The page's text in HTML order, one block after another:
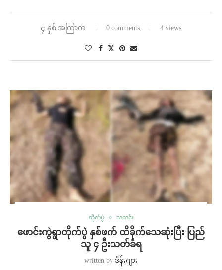
၄ နှစ် အကြာက 0 comments 4 views
တိုက်ပွဲ သတင်း
ဖောင်းကွဲရွာတိုက်ပွဲ နှစ်ဖက် ထိခိုက်သေဆုံးပြီး ပြည်
သူ ၄ ဦးသတ်ခံရ
written by ဒိန်းဂျား